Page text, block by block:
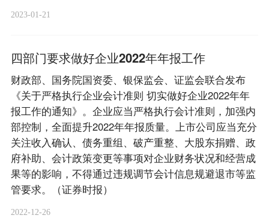
2023-01-21
四部门要求做好企业2022年年报工作
财政部、国务院国资委、银保监会、证监会联合发布
《关于严格执行企业会计准则 切实做好企业2022年年
报工作的通知》。企业应当严格执行会计准则，加强内
部控制，全面提升2022年年报质量。上市公司应当充分
关注收入确认、债务重组、破产重整、大股东捐赠、政
府补助、会计政策变更等事项对企业财务状况和经营成
果等的影响，不得通过违规调节会计信息规避退市等监
管要求。（证券时报）
2022-12-26